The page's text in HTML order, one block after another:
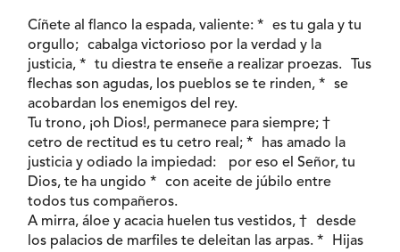
Cíñete al flanco la espada, valiente: * es tu gala y tu
orgullo; cabalga victorioso por la verdad y la
justicia, * tu diestra te enseñe a realizar proezas. Tus
flechas son agudas, los pueblos se te rinden, * se
acobardan los enemigos del rey.
Tu trono, ¡oh Dios!, permanece para siempre; †
cetro de rectitud es tu cetro real; * has amado la
justicia y odiado la impiedad: por eso el Señor, tu
Dios, te ha ungido * con aceite de júbilo entre
todos tus compañeros.
A mirra, áloe y acacia huelen tus vestidos, † desde
los palacios de marfiles te deleitan las arpas. * Hijas